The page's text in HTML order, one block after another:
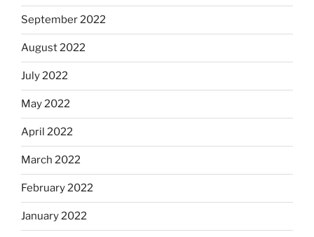
September 2022
August 2022
July 2022
May 2022
April 2022
March 2022
February 2022
January 2022